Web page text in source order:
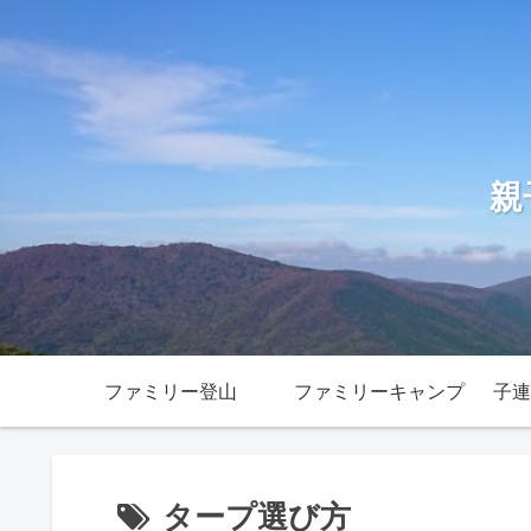
ファミリー登山 ファミリーキャンプ 子
タープ選び方